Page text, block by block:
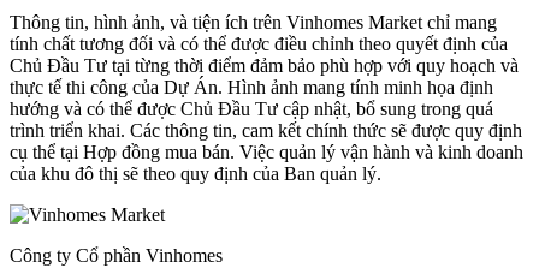
Thông tin, hình ảnh, và tiện ích trên Vinhomes Market chỉ mang
tính chất tương đối và có thể được điều chỉnh theo quyết định của
Chủ Đầu Tư tại từng thời điểm đảm bảo phù hợp với quy hoạch và
thực tế thi công của Dự Án. Hình ảnh mang tính minh họa định
hướng và có thể được Chủ Đầu Tư cập nhật, bổ sung trong quá
trình triển khai. Các thông tin, cam kết chính thức sẽ được quy định
cụ thể tại Hợp đồng mua bán. Việc quản lý vận hành và kinh doanh
của khu đô thị sẽ theo quy định của Ban quản lý.
Công ty Cổ phần Vinhomes